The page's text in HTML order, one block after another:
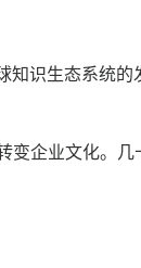
知识生态系统
变企业文化。